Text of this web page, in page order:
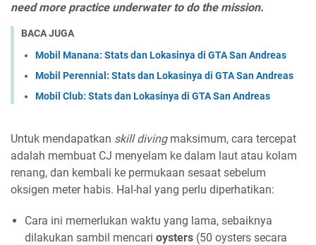
need more practice underwater to do the mission.
BACA JUGA
Mobil Manana: Stats dan Lokasinya di GTA San Andreas
Mobil Perennial: Stats dan Lokasinya di GTA San Andreas
Mobil Club: Stats dan Lokasinya di GTA San Andreas
Untuk mendapatkan skill diving maksimum, cara tercepat
adalah membuat CJ menyelam ke dalam laut atau kolam
renang, dan kembali ke permukaan sesaat sebelum
oksigen meter habis. Hal-hal yang perlu diperhatikan:
Cara ini memerlukan waktu yang lama, sebaiknya
dilakukan sambil mencari oysters (50 oysters secara